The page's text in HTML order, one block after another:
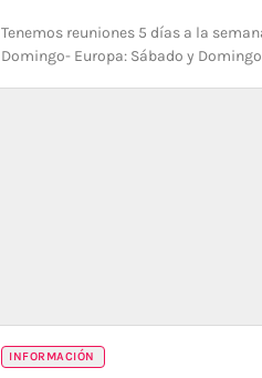
Tenemos reuniones 5 días a la
Domingo- Europa: Sábado y
INFORMACIÓN